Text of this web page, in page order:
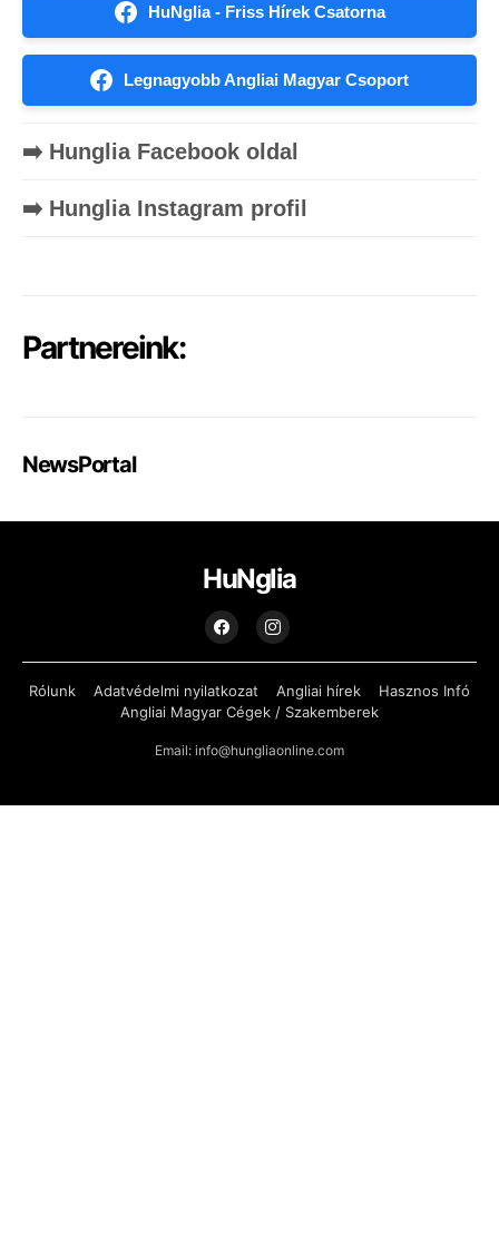
HuNglia - Friss Hírek Csatorna
Legnagyobb Angliai Magyar Csoport
➡️ Hunglia Facebook oldal
➡️ Hunglia Instagram profil
Partnereink:
NewsPortal
HuNglia
Rólunk Adatvédelmi nyilatkozat Angliai hírek
Hasznos Infó
Angliai Magyar Cégek / Szakemberek
Email: info@hungliaonline.com